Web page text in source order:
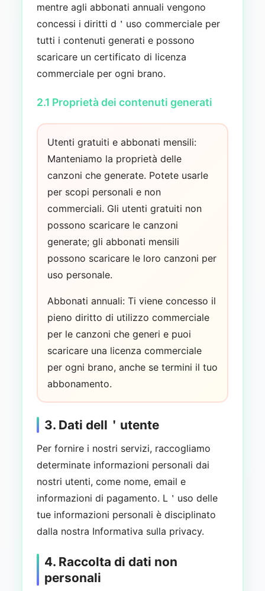
mentre agli abbonati annuali vengono
concessi i diritti d＇uso commerciale per
tutti i contenuti generati e possono
scaricare un certificato di licenza
commerciale per ogni brano.
2.1 Proprietà dei contenuti generati
Utenti gratuiti e abbonati mensili:
Manteniamo la proprietà delle
canzoni che generate. Potete usarle
per scopi personali e non
commerciali. Gli utenti gratuiti non
possono scaricare le canzoni
generate; gli abbonati mensili
possono scaricare le loro canzoni per
uso personale.
Abbonati annuali: Ti viene concesso il
pieno diritto di utilizzo commerciale
per le canzoni che generi e puoi
scaricare una licenza commerciale
per ogni brano, anche se termini il tuo
abbonamento.
3. Dati dell＇utente
Per fornire i nostri servizi, raccogliamo
determinate informazioni personali dai
nostri utenti, come nome, email e
informazioni di pagamento. L＇uso delle
tue informazioni personali è disciplinato
dalla nostra Informativa sulla privacy.
4. Raccolta di dati non
personali